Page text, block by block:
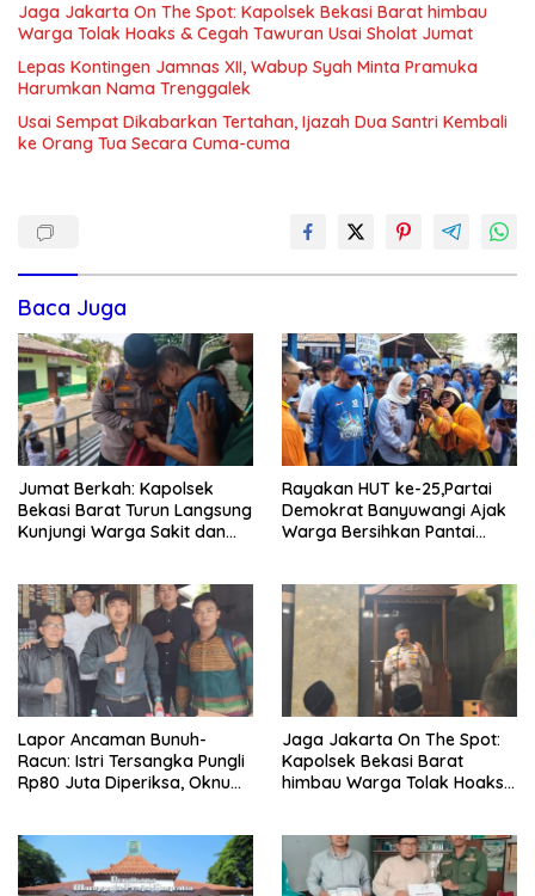
Jaga Jakarta On The Spot: Kapolsek Bekasi Barat himbau
Warga Tolak Hoaks & Cegah Tawuran Usai Sholat Jumat
Lepas Kontingen Jamnas XII, Wabup Syah Minta Pramuka
Harumkan Nama Trenggalek
Usai Sempat Dikabarkan Tertahan, Ijazah Dua Santri Kembali
ke Orang Tua Secara Cuma-cuma
Baca Juga
Jumat Berkah: Kapolsek
Bekasi Barat Turun Langsung
Kunjungi Warga Sakit dan
Rayakan HUT ke-25,Partai
Demokrat Banyuwangi Ajak
Warga Bersihkan Pantai
Lapor Ancaman Bunuh-
Racun: Istri Tersangka Pungli
Rp80 Juta Diperiksa, Oknum
Jaga Jakarta On The Spot:
Kapolsek Bekasi Barat
himbau Warga Tolak Hoaks